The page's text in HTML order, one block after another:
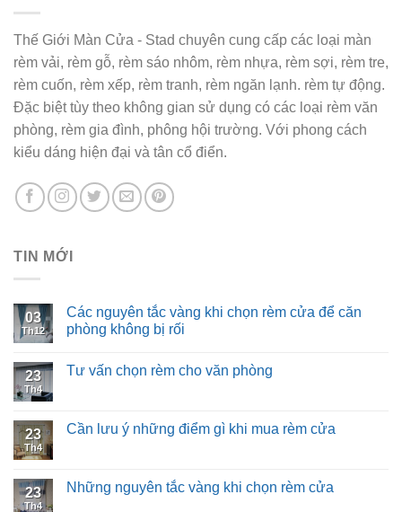
Thế Giới Màn Cửa - Stad chuyên cung cấp các loại màn
rèm vải, rèm gỗ, rèm sáo nhôm, rèm nhựa, rèm sợi, rèm tre,
rèm cuốn, rèm xếp, rèm tranh, rèm ngăn lạnh. rèm tự động.
Đặc biệt tùy theo không gian sử dụng có các loại rèm văn
phòng, rèm gia đình, phông hội trường. Với phong cách
kiểu dáng hiện đại và tân cổ điển.
TIN MỚI
03
Th12
Các nguyên tắc vàng khi chọn rèm cửa để căn
phòng không bị rối
23
Th4
Tư vấn chọn rèm cho văn phòng
23
Th4
Cần lưu ý những điểm gì khi mua rèm cửa
23
Th4
Những nguyên tắc vàng khi chọn rèm cửa